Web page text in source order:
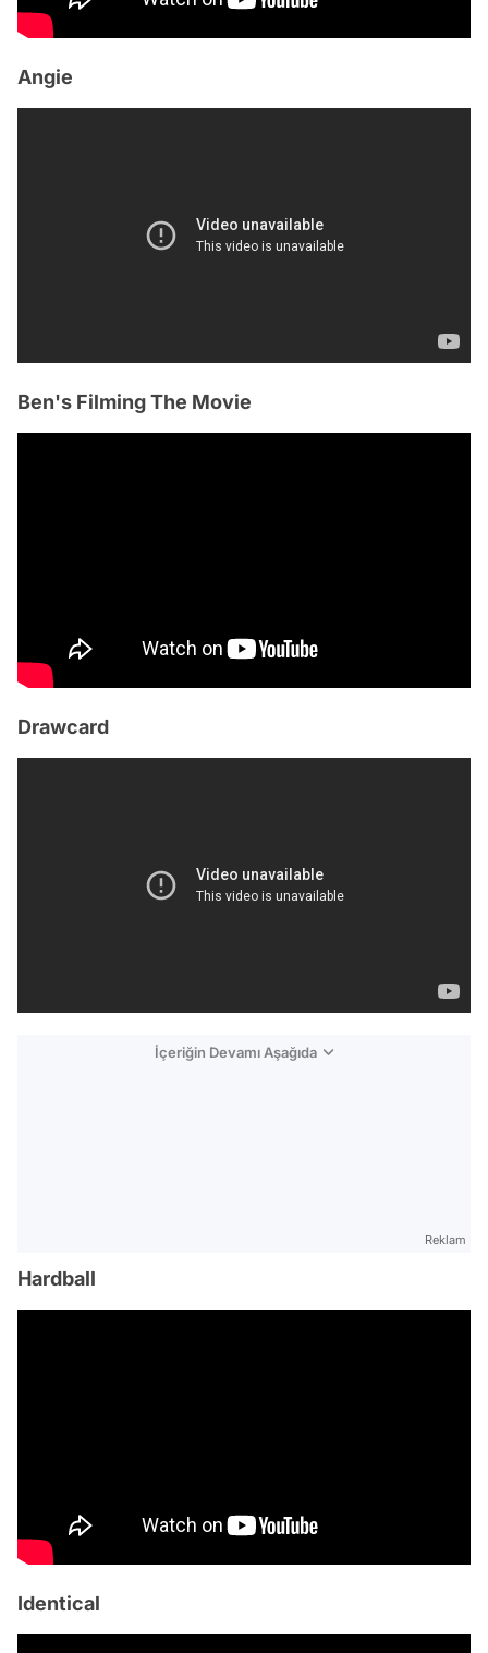
Angie
Ben's Filming The Movie
Drawcard
İçeriğin Devamı Aşağıda
Reklam
Hardball
Identical